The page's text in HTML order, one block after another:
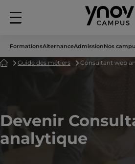
Menu
FormationsAlternanceAdmissionNos
AccueilGuide des métiers Consultant web
Devenir
analytique